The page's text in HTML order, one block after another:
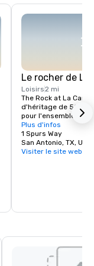
Le rocher de La
Loisirs2 mi
The Rock at La
d'héritage de 500
pour l'ensemble de
Sports &
mantra de longue
du campus rend
la pierre ». L'idée de
quotidiennes.
Plus d'infos
1 Spurs Way
San Antonio, TX, US
Visiter le site web